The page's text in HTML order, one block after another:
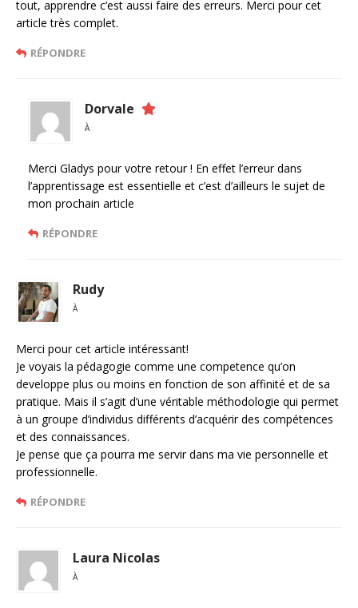
tout, apprendre c’est aussi faire des erreurs. Merci pour cet
article très complet.
RÉPONDRE
Dorvale
À
Merci Gladys pour votre retour ! En effet l’erreur dans
l’apprentissage est essentielle et c’est d’ailleurs le sujet de
mon prochain article
RÉPONDRE
Rudy
À
Merci pour cet article intéressant!
Je voyais la pédagogie comme une competence qu’on
developpe plus ou moins en fonction de son affinité et de sa
pratique. Mais il s’agit d’une véritable méthodologie qui permet
à un groupe d’individus différents d’acquérir des compétences
et des connaissances.
Je pense que ça pourra me servir dans ma vie personnelle et
professionnelle.
RÉPONDRE
Laura Nicolas
À